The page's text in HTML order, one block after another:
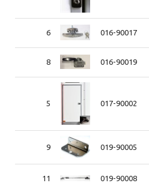
6 016-90017
8 016-90019
5 017-90002
9 019-90005
11 019-90008